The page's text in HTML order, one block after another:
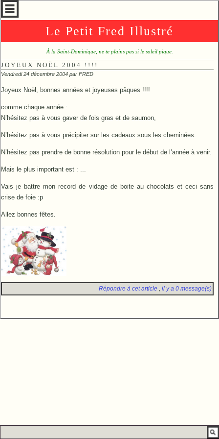
Le Petit Fred Illustré
À la Saint-Dominique, ne te plains pas si le soleil pique.
JOYEUX NOËL 2004 !!!!
Vendredi 24 décembre 2004 par FRED
Joyeux Noël, bonnes années et joyeuses pâques !!!!
comme chaque année :
N’hésitez pas à vous gaver de fois gras et de saumon,
N’hésitez pas à vous précipiter sur les cadeaux sous les cheminées.
N’hésitez pas prendre de bonne résolution pour le début de l’année à venir.
Mais le plus important est : ...
Vais je battre mon record de vidage de boite au chocolats et ceci sans
crise de foie :p
Allez bonnes fêtes.
Répondre à cet article ,il y a 0 message(s)